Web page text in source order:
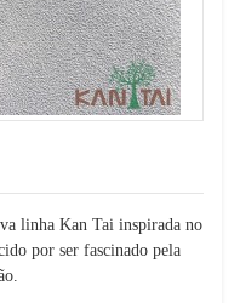
linha Kan Tai inspirada no
por ser fascinado pela